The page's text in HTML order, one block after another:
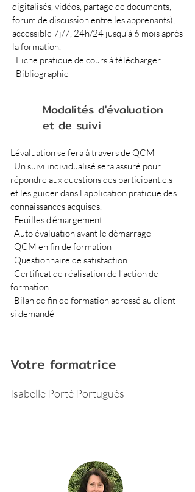
digitalisés, vidéos, partage de documents,
forum de discussion entre les apprenants),
accessible 7j/7, 24h/24 jusqu’à 6 mois après
la formation.
  Bibliographie
Modalités d'évaluation
et de suivi
L'évaluation se fera à travers de QCM
répondre aux questions des participant.e.s
et les guider dans l'application pratique des
connaissances acquises.
formation
si demandé
Votre formatrice
Isabelle Porté Portuguès